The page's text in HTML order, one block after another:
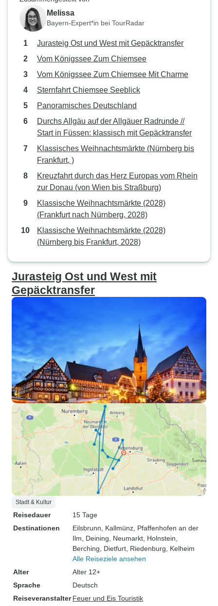
Melissa
Bayern-Expert*in bei TourRadar
Jurasteig Ost und West mit Gepäcktransfer
Vom Königssee Zum Chiemsee
Vom Königssee Zum Chiemsee Mit Charme
Sternfahrt Chiemsee Seeblick
Panoramisches Deutschland
Durchs Allgäu auf der Allgäuer Radrunde //
Start in Füssen: klassisch mit Gepäcktransfer
Klassisches Weihnachtsmärkte (Nürnberg bis
Frankfurt, )
Kreuzfahrt durch das Herz Europas vom Rhein
zur Donau (von Wien bis Straßburg)
Klassische Weihnachtsmärkte (2028)
(Frankfurt nach Nürnberg, 2028)
Klassische Weihnachtsmärkte (2028)
(Nürnberg bis Frankfurt, 2028)
Jurasteig Ost und West mit
Gepäcktransfer
Stadt & Kultur
Reisedauer
15 Tage
Destinationen
Eilsbrunn , Kallmünz , Pfaffenhofen an der
Ilm , Deining , Neumarkt , Holnstein
Berching , Dietfurt , Riedenburg , Kelheim
Alle Reiseziele ansehen
Alter
Alter 12+
Sprache
Deutsch
Reiseveranstalter Feuer und Eis Touristik